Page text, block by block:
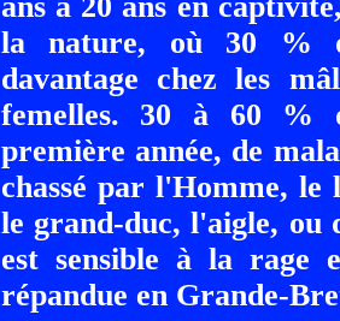
la nature, où 30 %
davantage chez les
femelles. 30 à 60 %
première année, de
chassé par l'Homme,
le grand-duc, l'aigle,
est sensible à la rage
répandue en Grande-